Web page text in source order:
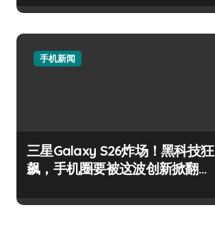
手机新闻
三星Galaxy S26炸场！黑科技狂
飙，手机圈要被这波创新掀翻